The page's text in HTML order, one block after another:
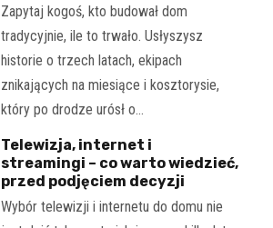
Zapytaj kogoś, kto budował dom
tradycyjnie, ile to trwało. Usłyszysz
historie o trzech latach, ekipach
znikających na miesiące i kosztorysie,
który po drodze urósł o…
Telewizja, internet i
streamingi – co warto wiedzieć,
przed podjęciem decyzji
Wybór telewizji i internetu do domu nie